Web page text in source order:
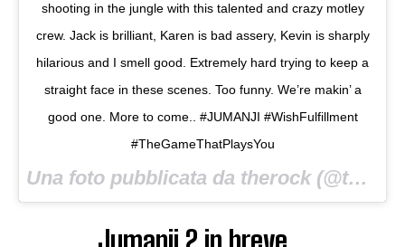
shooting in the jungle with this talented and crazy motley
crew. Jack is brilliant, Karen is bad assery, Kevin is sharply
hilarious and I smell good. Extremely hard trying to keep a
straight face in these scenes. Too funny. We’re makin’ a
good one. More to come.. #JUMANJI #WishFulfillment
#TheGameThatPlaysYou
Una foto pubblicata da therock (@therock) in data:
Jumanji 2 in breve…